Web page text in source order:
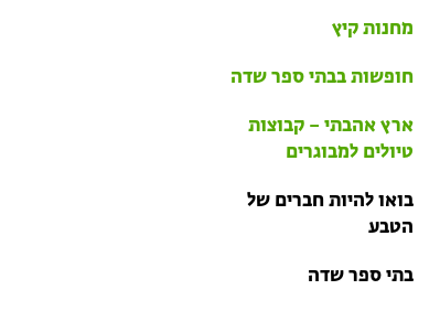
מחנות קיץ
מחנות קיץ
חופשות בבתי ספר שדה
ארץ אהבתי – קבוצות
טיולים למבוגרים
בואו להיות חברים של
הטבע
בתי ספר שדה